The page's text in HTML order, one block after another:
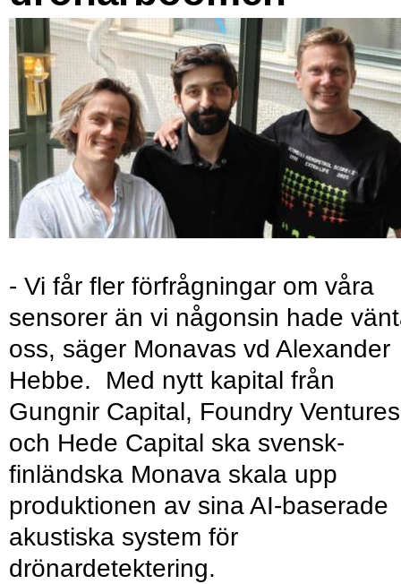
- Vi får fler förfrågningar om våra
sensorer än vi någonsin hade
oss, säger Monavas vd Alexander
Hebbe. Med nytt kapital från
Gungnir Capital, Foundry Ventures
och Hede Capital ska svensk-
finländska Monava skala upp
produktionen av sina AI-baserade
akustiska system för
drönardetektering.